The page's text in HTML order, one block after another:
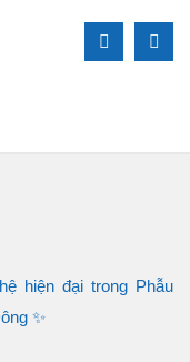
hiện đại trong Phẫu
✨